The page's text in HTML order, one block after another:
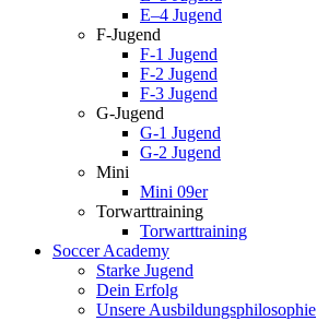
E–4 Jugend
F-Jugend
F-1 Jugend
F-2 Jugend
F-3 Jugend
G-Jugend
G-1 Jugend
G-2 Jugend
Mini
Mini 09er
Torwarttraining
Torwarttraining
Soccer Academy
Starke Jugend
Dein Erfolg
Unsere Ausbildungsphilosophie